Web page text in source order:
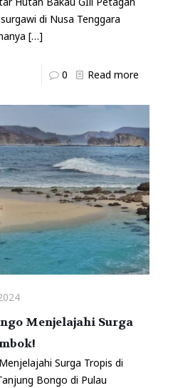
di Nusa Tenggara
[…]
0 Read more
Menjelajahi Surga
Surga Tropis di
Bongo di Pulau